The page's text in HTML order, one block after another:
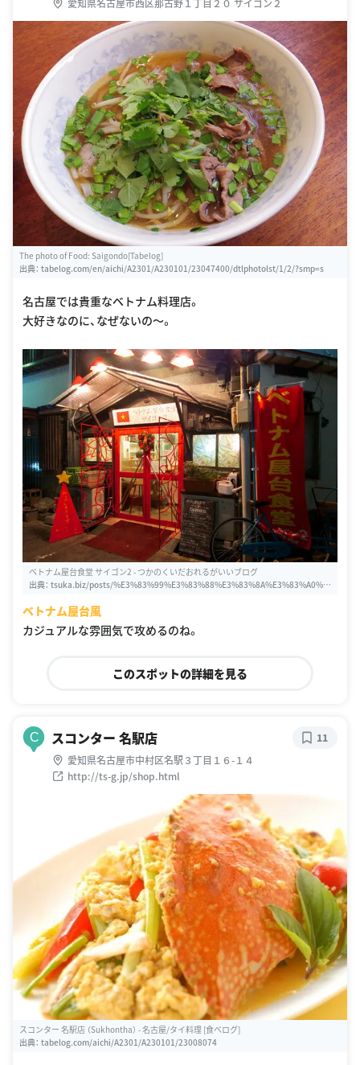
The photo of Food: Saigondo[Tabelog]
出典： tabelog.com/en/aichi/A2301/A230101/23047400/dtlphotolst/1/2/?smp=s
名古屋では貴重なベトナム料理店。
大好きなのに、なぜないの〜。
ベトナム屋台食堂 サイゴン2 - つかのくいだおれるがいいブログ
出典： tsuka.biz/posts/%E3%83%99%E3%83%88%E3%83%8A%E3%83%A0%E
4%E3%82%B4%E3%83%B32
ベトナム屋台風
カジュアルな雰囲気で攻めるのね。
このスポットの詳細を見る
C スコンター 名駅店
愛知県名古屋市中村区名駅３丁目１６-１４
http://ts-g.jp/shop.html
11
スコンター 名駅店 （Sukhontha） - 名古屋/タイ料理 [食べログ]
出典： tabelog.com/aichi/A2301/A230101/23008074